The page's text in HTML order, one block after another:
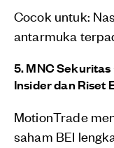
Cocok untuk:
antarmuka
5. MNC
Insider dan Riset
MotionTrade
saham BEI